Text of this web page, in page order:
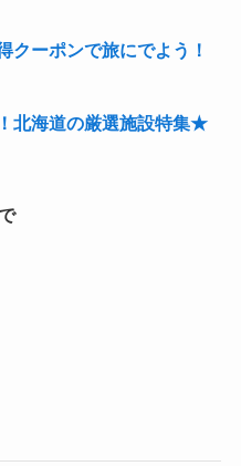
ーポンで旅にでよう！
北海道の厳選施設特集★